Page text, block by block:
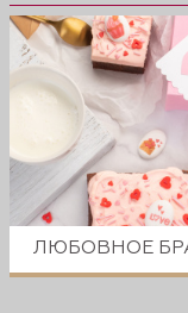
ЛЮБОВНОЕ